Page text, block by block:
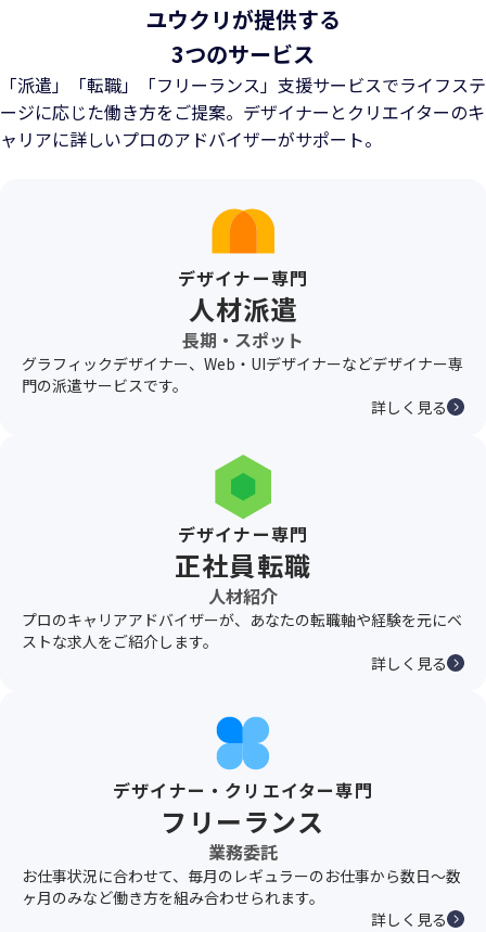
ユウクリが提供する
3つのサービス
「派遣」「転職」「フリーランス」支援サービスでライフステ
ージに応じた働き方をご提案。 デザイナーとクリエイターのキ
ャリアに詳しいプロのアドバイザーがサポート。
デザイナー専門
人材派遣
長期・スポット
グラフィックデザイナー、Web・UIデザイナーなどデザイナー専
門の派遣サービスです。
詳しく見る
デザイナー専門
正社員転職
人材紹介
プロのキャリアアドバイザーが、あなたの転職軸や経験を元にベ
ストな求人をご紹介します。
詳しく見る
デザイナー・クリエイター専門
フリーランス
業務委託
お仕事状況に合わせて、毎月のレギュラーのお仕事から数日〜数
ヶ月のみなど働き方を組み合わせられます。
詳しく見る